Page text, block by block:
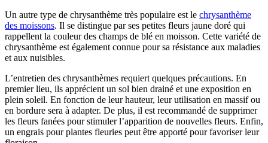
Un autre type de chrysanthème très populaire est le chrysanthème
des moissons. Il se distingue par ses petites fleurs jaune doré qui
rappellent la couleur des champs de blé en moisson. Cette variété de
chrysanthème est également connue pour sa résistance aux maladies
et aux nuisibles.
L’entretien des chrysanthèmes requiert quelques précautions. En
premier lieu, ils apprécient un sol bien drainé et une exposition en
plein soleil. En fonction de leur hauteur, leur utilisation en massif ou
en bordure sera à adapter. De plus, il est recommandé de supprimer
les fleurs fanées pour stimuler l’apparition de nouvelles fleurs. Enfin,
un engrais pour plantes fleuries peut être apporté pour favoriser leur